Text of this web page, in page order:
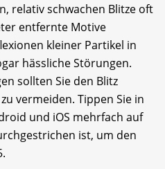
relativ schwachen Blitze oft
entfernte Motive
kleiner Partikel in
hässliche Störungen.
sollten Sie den Blitz
vermeiden. Tippen Sie in
und iOS mehrfach auf
ist, um den